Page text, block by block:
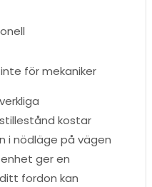
för mekaniker
kostar
i nödläge på vägen
ger en
fordon kan